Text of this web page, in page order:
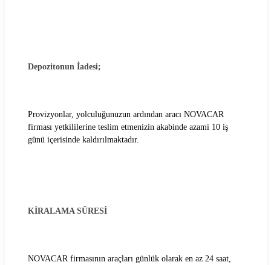
Depozitonun İadesi;
Provizyonlar, yolculuğunuzun ardından aracı NOVACAR
firması yetkililerine teslim etmenizin akabinde azami 10 iş
günü içerisinde kaldırılmaktadır.
KİRALAMA SÜRESİ
NOVACAR firmasının araçları günlük olarak en az 24 saat,